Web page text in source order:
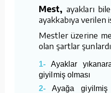
Mest, ayakları
ayakkabıya verilen
Mestler üzerine
olan şartlar
1- Ayaklar
giyilmiş olması
2- Ayağa